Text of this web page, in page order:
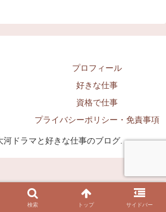
プロフィール
好きな仕事
資格で仕事
プライバシーポリシー・免責事項
ドラマと好きな仕事のブログ.
検索 トップ サイドバー